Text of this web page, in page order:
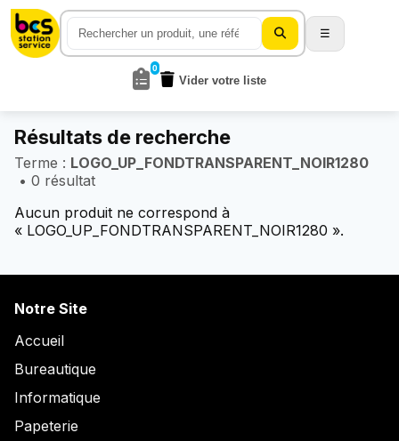
☰
0
Vider votre liste
Résultats de recherche
Terme : LOGO_UP_FONDTRANSPARENT_NOIR1280
• 0 résultat
Aucun produit ne correspond à
« LOGO_UP_FONDTRANSPARENT_NOIR1280 ».
Notre Site
Accueil
Bureautique
Informatique
Papeterie